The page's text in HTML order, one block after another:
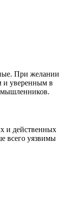
При желании
и уверенным в
и действенных
всего уязвимы